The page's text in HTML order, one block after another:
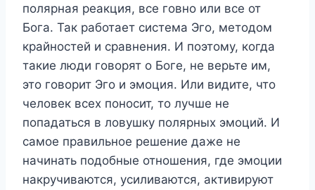
полярная реакция, все говно или все от
Бога. Так работает система Эго, методом
крайностей и сравнения. И поэтому, когда
такие люди говорят о Боге, не верьте им,
это говорит Эго и эмоция. Или видите, что
человек всех поносит, то лучше не
попадаться в ловушку полярных эмоций. И
самое правильное решение даже не
начинать подобные отношения, где эмоции
накручиваются, усиливаются, активируют